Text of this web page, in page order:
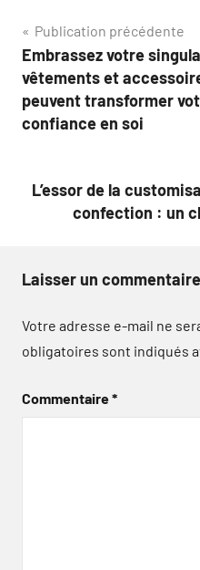
Navigation
de
l’article
Publication précédente
Embrassez votre
vêtements et
peuvent transformer
confiance en soi
L’essor de la
confection : un
Laisser un commentaire
Votre adresse e-mail ne
obligatoires sont indiqués
Commentaire*